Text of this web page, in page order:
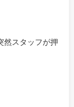
然スタッフが押